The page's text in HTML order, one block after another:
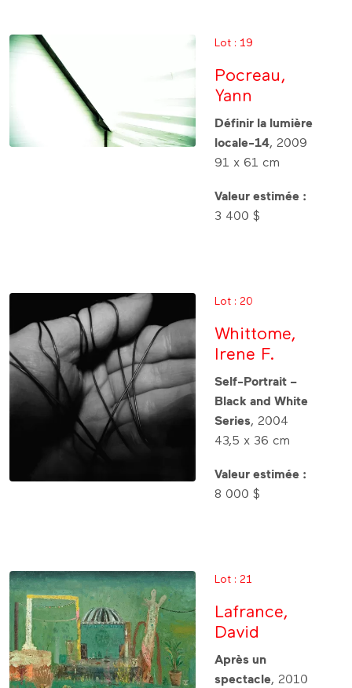
Lot : 19
Pocreau,
Yann
Définir la lumière
locale-14, 2009
91 x 61 cm
Valeur estimée :
3 400 $
Lot : 20
Whittome,
Irene F.
Self-Portrait –
Black and White
Series, 2004
43,5 x 36 cm
Valeur estimée :
8 000 $
Lot : 21
Lafrance,
David
Après un
spectacle, 2010